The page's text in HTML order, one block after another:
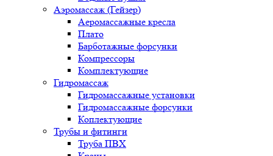
Аэромассаж (Гейзер)
Аеромассажные кресла
Плато
Барботажные форсунки
Компрессоры
Комплектующие
Гидромассаж
Гидромассажные установки
Гидромассажные форсунки
Коплектующие
Трубы и фитинги
Труба ПВХ